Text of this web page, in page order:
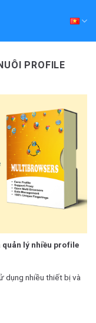
PROFILE
lý nhiều profile
dụng nhiều thiết bị và